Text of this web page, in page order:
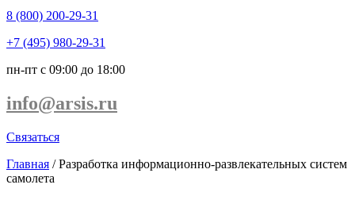
8 (800) 200-29-31
+7 (495) 980-29-31
пн-пт с 09:00 до 18:00
info@arsis.ru
Связаться
Главная /Разработка информационно-развлекательных систем
самолета​